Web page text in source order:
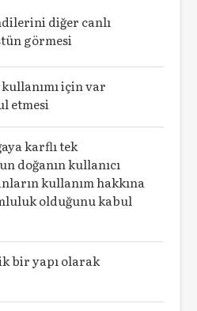
diğer canlı
görmesi
için var
etmesi
karflı tek
doğanın kullanıcı
kullanım hakkına
olduğunu kabul
bir yapı olarak